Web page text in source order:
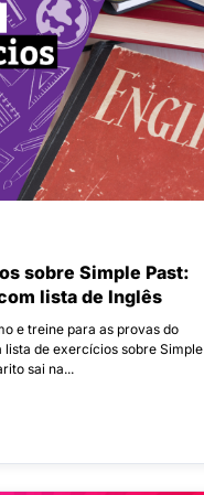
sobre Simple Past:
lista de Inglês
e treine para as provas do
lista de exercícios sobre Simple
sai na...